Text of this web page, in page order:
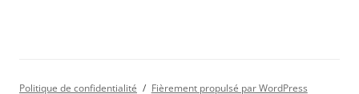
Politique de confidentialité Fièrement propulsé par WordPress